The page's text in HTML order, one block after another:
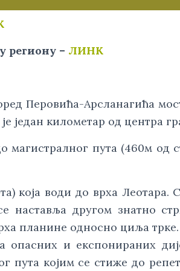
региону – ЛИНК
Перовића-Арсланагића
jедан километар од центра
пута (460м од
која води до врха Леотара.
наставља другом знатно
планине односно циља
опасних и експонираних
пута којим се стиже до